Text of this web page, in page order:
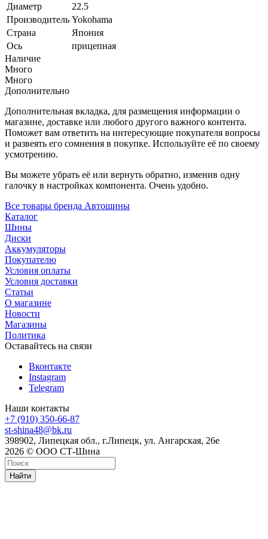
Диаметр
22.5
Производитель Yokohama
Страна
Япония
Ось
прицепная
Наличие
Много
Много
Дополнительно
Дополнительная вкладка, для размещения информации о
магазине, доставке или любого другого важного контента.
Поможет вам ответить на интересующие покупателя вопросы
и развеять его сомнения в покупке. Используйте её по своему
усмотрению.
Вы можете убрать её или вернуть обратно, изменив одну
галочку в настройках компонента. Очень удобно.
Все товары бренда Автошины
Каталог
Шины
Диски
Аккумуляторы
Покупателю
Условия оплаты
Условия доставки
Статьи
О магазине
Новости
Магазины
Политика
Оставайтесь на связи
Вконтакте
Instagram
Telegram
Наши контакты
+7 (910) 350-66-87
st-shina48@bk.ru
398902, Липецкая обл., г.Липецк, ул. Ангарская, 26е
2026 © ООО СТ-Шина
Найти